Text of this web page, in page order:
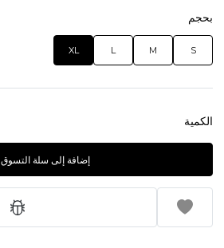
بحجم
S
M
L
XL
الكمية
إضافة إلى سلة التسوق